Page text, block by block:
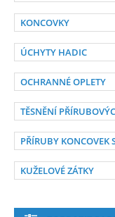
KONCOVKY
ÚCHYTY HADIC
OCHRANNÉ OPLETY
TĚSNĚNÍ
PŘÍRUBY KONCOVEK
KUŽELOVÉ ZÁTKY